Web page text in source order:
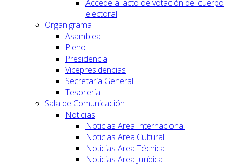
Accede al acto de votación del cuerpo
electoral
Organigrama
Asamblea
Pleno
Presidencia
Vicepresidencias
Secretaría General
Tesorería
Sala de Comunicación
Noticias
Noticias Area Internacional
Noticias Area Cultural
Noticias Area Técnica
Noticias Area Jurídica